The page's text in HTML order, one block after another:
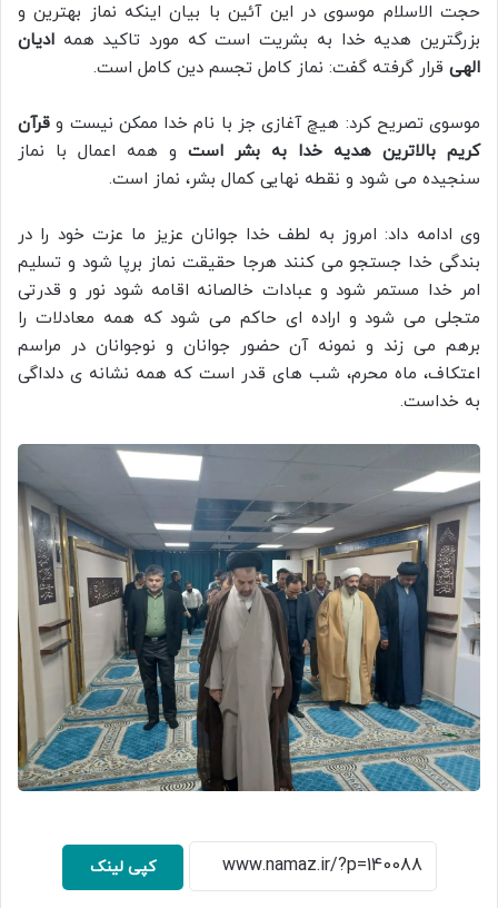
حجت الاسلام موسوی در این آئین با بیان اینکه نماز بهترین و
بزرگترین هدیه خدا به بشریت است که مورد تاکید همه ادیان
الهی قرار گرفته گفت: نماز کامل تجسم دین کامل است.
موسوی تصریح کرد: هیچ آغازی جز با نام خدا ممکن نیست وقرآن
کریم بالاترین هدیه خدا به بشر است و همه اعمال با نماز
سنجیده می شود و نقطه نهایی کمال بشر، نماز است.
وی ادامه داد: امروز به لطف خدا جوانان عزیز ما عزت خود را در
بندگی خدا جستجو می کنند هرجا حقیقت نماز برپا شود و تسلیم
امر خدا مستمر شود و عبادات خالصانه اقامه شود نور و قدرتی
متجلی می شود و اراده ای حاکم می شود که همه معادلات را
برهم می زند و نمونه آن حضور جوانان و نوجوانان در مراسم
اعتکاف، ماه محرم، شب های قدر است که همه نشانه ی دلداگی
به خداست.
کپی لینک